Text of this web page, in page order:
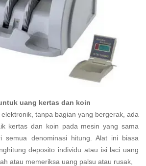
uang kertas dan koin
tanpa bagian yang bergerak, ada
kertas dan koin pada mesin yang sama
semua denominasi hitung. Alat ini biasa
deposito individu atau isi laci uang
atau memeriksa uang palsu atau rusak,